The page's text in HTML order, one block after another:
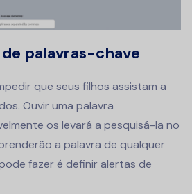
palavras-chave
que seus filhos assistam a
Ouvir uma palavra
os levará a pesquisá-la no
a palavra de qualquer
fazer é definir alertas de